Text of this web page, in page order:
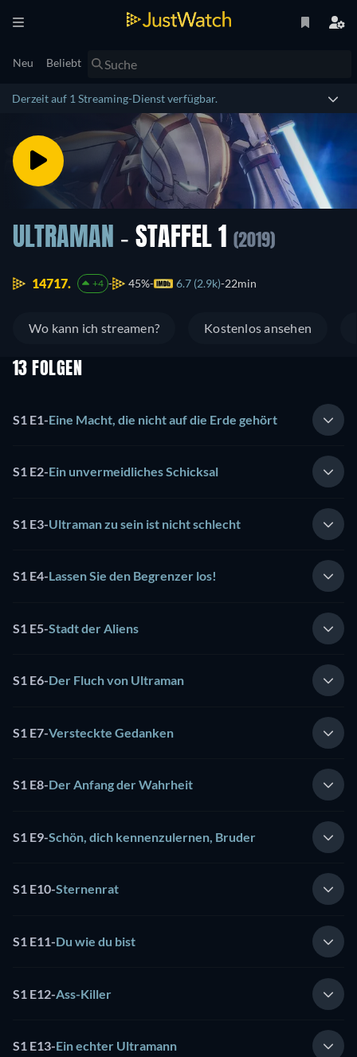
Neu Beliebt
Derzeit auf 1 Streaming-Dienst verfügbar.
ULTRAMAN - STAFFEL 1 (2019)
14717. +4 45% 6.7 (2.9k) 22min
Wo kann ich streamen? Kostenlos ansehen
13 FOLGEN
S1 E1-Eine Macht, die nicht auf die Erde gehört
S1 E2-Ein unvermeidliches Schicksal
S1 E3-Ultraman zu sein ist nicht schlecht
S1 E4-Lassen Sie den Begrenzer los!
S1 E5-Stadt der Aliens
S1 E6-Der Fluch von Ultraman
S1 E7-Versteckte Gedanken
S1 E8-Der Anfang der Wahrheit
S1 E9-Schön, dich kennenzulernen, Bruder
S1 E10-Sternenrat
S1 E11-Du wie du bist
S1 E12-Ass-Killer
S1 E13-Ein echter Ultramann